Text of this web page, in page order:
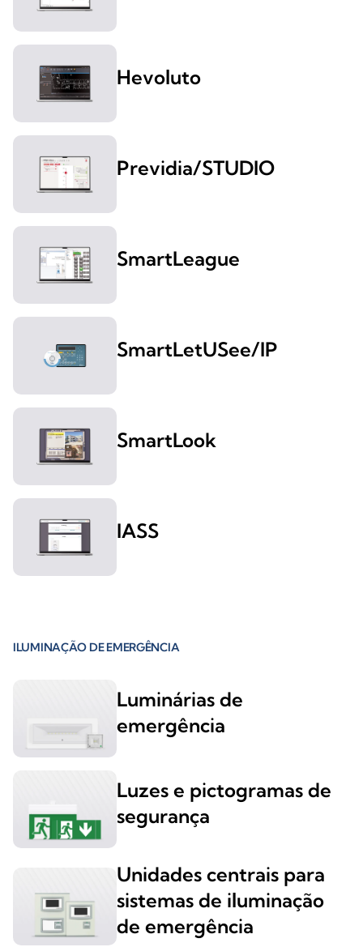
Hevoluto
Previdia/STUDIO
SmartLeague
SmartLetUSee/IP
SmartLook
IASS
ILUMINAÇÃO DE EMERGÊNCIA
Luminárias de
emergência
Luzes e pictogramas de
segurança
Unidades centrais para
sistemas de iluminação
de emergência